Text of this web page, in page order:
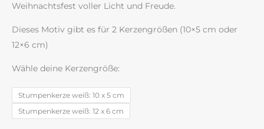
Weihnachtsfest voller Licht und Freude.
Dieses Motiv gibt es für 2 Kerzengrößen (10×5 cm oder
12×6 cm)
Wähle deine Kerzengröße:
Stumpenkerze weiß: 10 x 5 cm
Stumpenkerze weiß: 12 x 6 cm